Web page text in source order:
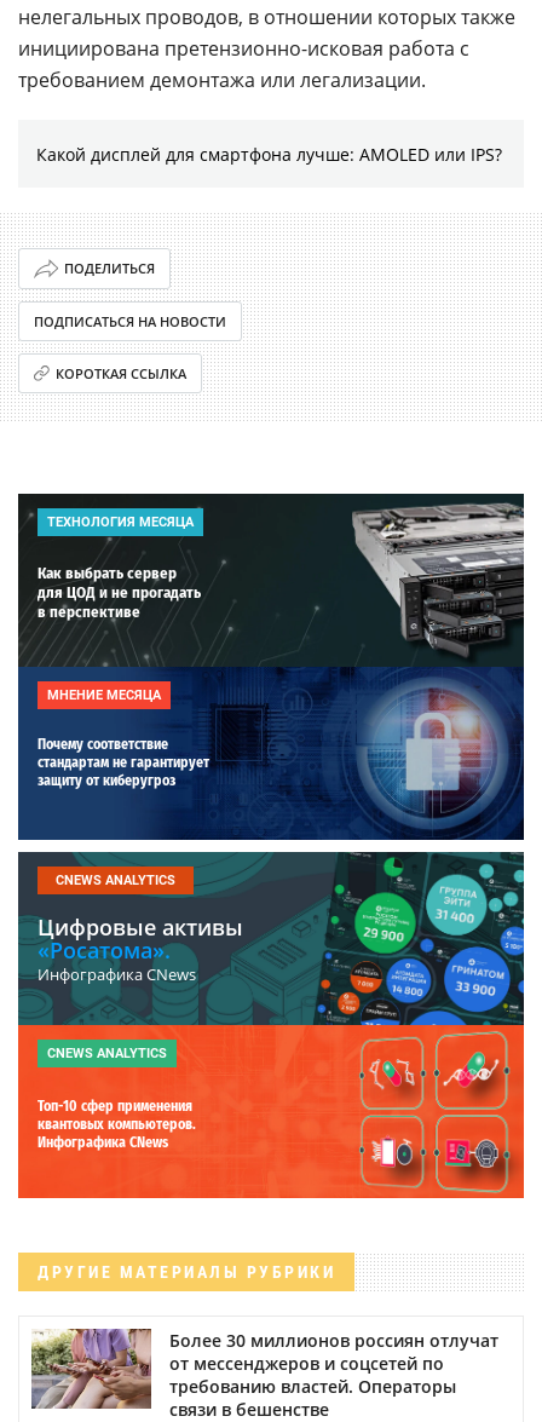
нелегальных проводов, в отношении которых также
инициирована претензионно-исковая работа с
требованием демонтажа или легализации.
Какой дисплей для смартфона лучше: AMOLED или IPS?
ПОДЕЛИТЬСЯ
ПОДПИСАТЬСЯ НА НОВОСТИ
КОРОТКАЯ ССЫЛКА
ТЕХНОЛОГИЯ МЕСЯЦА
Как выбрать сервер
для ЦОД и не прогадать
в перспективе
МНЕНИЕ МЕСЯЦА
Почему соответствие
стандартам не гарантирует
защиту от киберугроз
CNEWS ANALYTICS
Цифровые активы
«Росатома».
Инфографика CNews
CNEWS ANALYTICS
Топ-10 сфер применения
квантовых компьютеров.
Инфографика CNews
ДРУГИЕ МАТЕРИАЛЫ РУБРИКИ
Более 30 миллионов россиян отлучат
от мессенджеров и соцсетей по
требованию властей. Операторы
связи в бешенстве